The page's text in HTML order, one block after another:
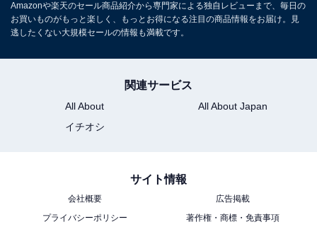
交通手段：JR高山駅乗鞍口（東口）より徒歩約7分
大人1名（参考価格）：9400円
※料金は公式Webサイト参考価格
※プラン・部屋により価格は変動します
チェックアウト：11:00
Amazonや楽天のセール商品紹介から専門家による独自レビューまで、毎日の
お買いものがもっと楽しく、もっとお得になる注目の商品情報をお届け。見
逃したくない大規模セールの情報も満載です。
関連サービス
All About
All About Japan
イチオシ
サイト情報
会社概要
広告掲載
プライバシーポリシー
著作権・商標・免責事項